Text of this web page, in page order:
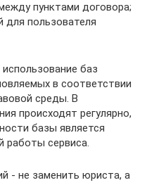
пунктами договора;
для пользователя
баз
в соответствии
среды. В
происходят регулярно,
базы является
работы сервиса.
- не заменить юриста, а